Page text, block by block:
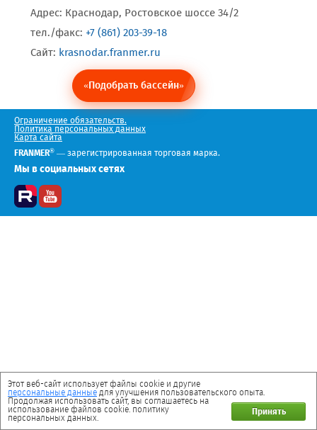
Адрес: Краснодар, Ростовское шоссе 34/2
тел./факс: +7 (861) 203-39-18
Сайт: krasnodar.franmer.ru
«Подобрать бассейн»
Ограничение обязательств.
Политика персональных данных
Карта сайта
FRANMER® — зарегистрированная торговая марка.
Мы в социальных сетях
Этот веб-сайт использует файлы cookie и другие
персональные данные для улучшения пользовательского опыта.
Принять
Продолжая использовать сайт, вы соглашаетесь на
использование файлов cookie. политику
персональных данных.